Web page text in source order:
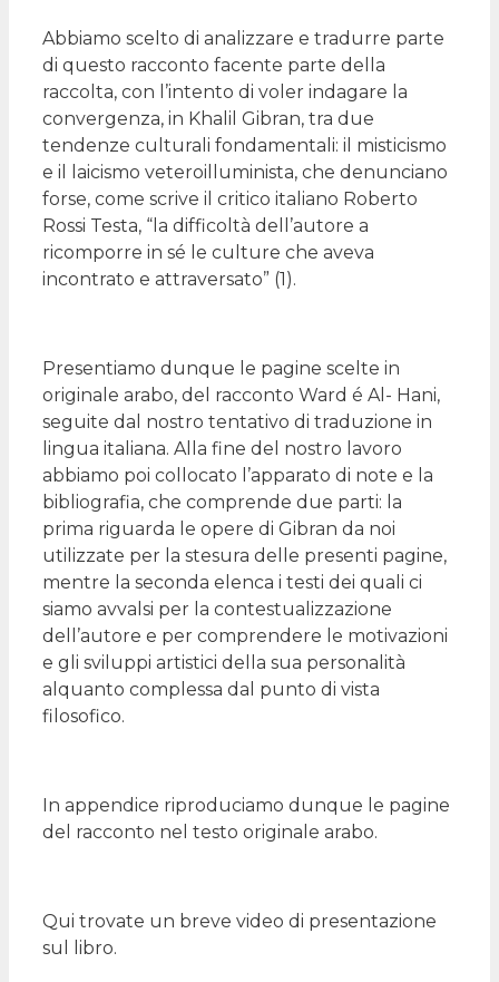
Abbiamo scelto di analizzare e tradurre parte
di questo racconto facente parte della
raccolta, con l’intento di voler indagare la
convergenza, in Khalil Gibran, tra due
tendenze culturali fondamentali: il misticismo
e il laicismo veteroilluminista, che denunciano
forse, come scrive il critico italiano Roberto
Rossi Testa, “la difficoltà dell’autore a
ricomporre in sé le culture che aveva
incontrato e attraversato” (1).
Presentiamo dunque le pagine scelte in
originale arabo, del racconto Ward é Al- Hani,
seguite dal nostro tentativo di traduzione in
lingua italiana. Alla fine del nostro lavoro
abbiamo poi collocato l’apparato di note e la
bibliografia, che comprende due parti: la
prima riguarda le opere di Gibran da noi
utilizzate per la stesura delle presenti pagine,
mentre la seconda elenca i testi dei quali ci
siamo avvalsi per la contestualizzazione
dell’autore e per comprendere le motivazioni
e gli sviluppi artistici della sua personalità
alquanto complessa dal punto di vista
filosofico.
In appendice riproduciamo dunque le pagine
del racconto nel testo originale arabo.
Qui trovate un breve video di presentazione
sul libro.